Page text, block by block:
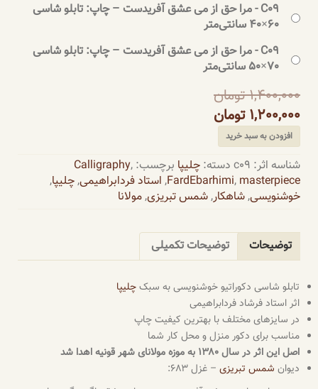
C09 - مرا حق از می عشق آفریدست – چاپ: تابلو شاسی
60×40 سانتی‌متر
C09 - مرا حق از می عشق آفریدست – چاپ: تابلو شاسی
70×50 سانتی‌متر
1,400,000تومان
1,200,000تومان
افزودن به سبد خرید
شناسه اثر: c09 دسته: چلیپا برچسب: Calligraphy,
FardEbarhimi, masterpiece
, استاد فردابراهیمی,چلیپا,
خوشنویسی,شاهکار,شمس تبریزی,مولانا
توضیحات توضیحات تکمیلی
تابلو شاسی دکوراتیو خوشنویسی به سبکچلیپا
اثر استاد فرشاد فردابراهیمی
در سایزهای مختلف با بهترین کیفیت چاپ
مناسب برای دکور منزل و محل کار شما
اصل این اثر در سال ۱۳۸۰ به موزه مولانای شهر قونیه اهدا شد
دیوان شمس تبریزی – غزل ۶۸۳: